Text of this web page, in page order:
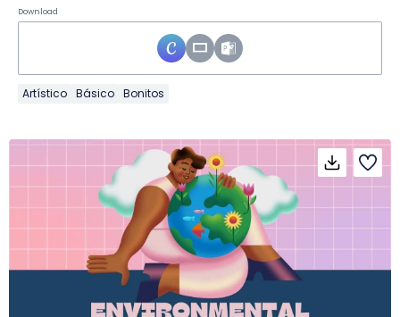
Download
Artístico Básico Bonitos